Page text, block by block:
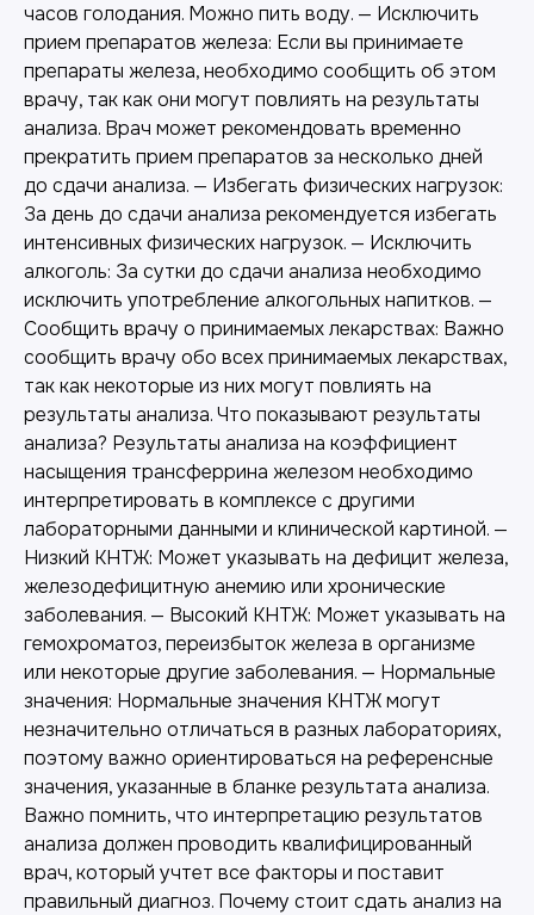
часов голодания. Можно пить воду. — Исключить
прием препаратов железа: Если вы принимаете
препараты железа, необходимо сообщить об этом
врачу, так как они могут повлиять на результаты
анализа. Врач может рекомендовать временно
прекратить прием препаратов за несколько дней
до сдачи анализа. — Избегать физических нагрузок:
За день до сдачи анализа рекомендуется избегать
интенсивных физических нагрузок. — Исключить
алкоголь: За сутки до сдачи анализа необходимо
исключить употребление алкогольных напитков. —
Сообщить врачу о принимаемых лекарствах: Важно
сообщить врачу обо всех принимаемых лекарствах,
так как некоторые из них могут повлиять на
результаты анализа. Что показывают результаты
анализа? Результаты анализа на коэффициент
насыщения трансферрина железом необходимо
интерпретировать в комплексе с другими
лабораторными данными и клинической картиной. —
Низкий КНТЖ: Может указывать на дефицит железа,
железодефицитную анемию или хронические
заболевания. — Высокий КНТЖ: Может указывать на
гемохроматоз, переизбыток железа в организме
или некоторые другие заболевания. — Нормальные
значения: Нормальные значения КНТЖ могут
незначительно отличаться в разных лабораториях,
поэтому важно ориентироваться на референсные
значения, указанные в бланке результата анализа.
Важно помнить, что интерпретацию результатов
анализа должен проводить квалифицированный
врач, который учтет все факторы и поставит
правильный диагноз. Почему стоит сдать анализ на